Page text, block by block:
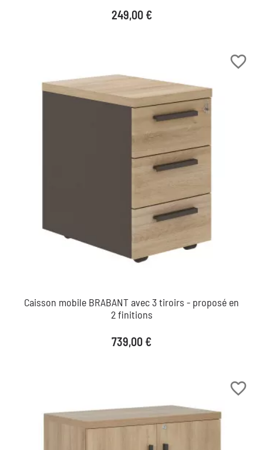
Prix
249,00 €
favorite_border
Caisson mobile BRABANT avec 3 tiroirs - proposé en
2 finitions
Prix
739,00 €
favorite_border